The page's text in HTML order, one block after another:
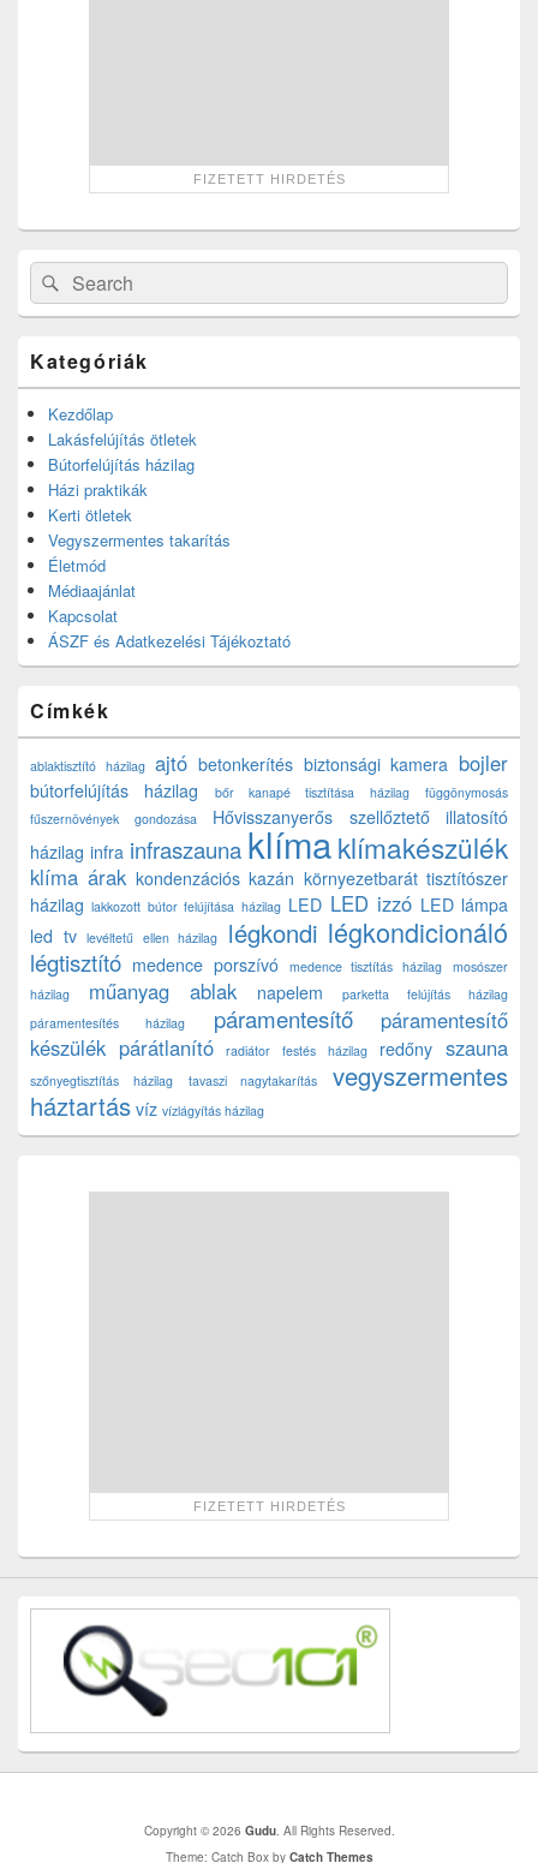
Search
for:
Search
Kategóriák
Kezdőlap
Lakásfelújítás ötletek
Bútorfelújítás házilag
Házi praktikák
Kerti ötletek
Vegyszermentes takarítás
Életmód
Médiaajánlat
Kapcsolat
ÁSZF és Adatkezelési Tájékoztató
Címkék
ablaktisztító házilag ajtó betonkerítés biztonsági kamera bojler
bútorfelújítás házilag bőr kanapé tisztítása házilag
függönymosás
fűszernövények gondozása
Hővisszanyerős szellőztető
illatosító
házilag infra infraszauna klímaklímakészülék
klíma árak kondenzációs kazán környezetbarát tisztítószer
házilag lakkozott bútor felújítása házilag LED LED izzó LED lámpa
led tv levéltetű ellen házilag légkondi légkondicionáló
légtisztító medence porszívó medence tisztítás házilag
mosószer
házilag
műanyag ablak napelem
parketta felújítás házilag
páramentesítés házilag
páramentesítő
páramentesítő
készülék párátlanító radiátor festés házilag redőny szauna
szőnyegtisztítás házilag tavaszi nagytakarítás
vegyszermentes
háztartás víz vízlágyítás házilag
Copyright © 2026 Gudu. All Rights Reserved.
Theme: Catch Box by Catch Themes